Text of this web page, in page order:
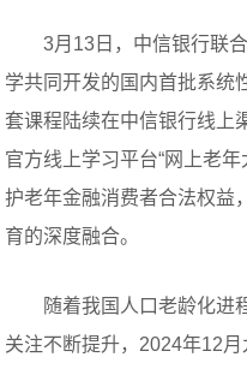
3月13日，中信银行联
学共同开发的国内首批系统
套课程陆续在中信银行线上
官方线上学习平台“网上老
护老年金融消费者合法权益
育的深度融合。
随着我国人口老龄化进
关注不断提升，2024年12